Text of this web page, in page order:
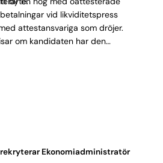
vid likviditetspress
attestansvariga som dröjer.
om kandidaten har den
Ekonomiadministratör